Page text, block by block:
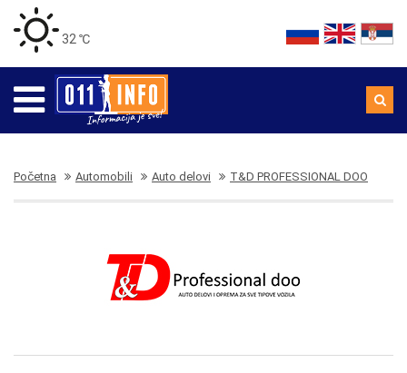
32 ℃
Početna Automobili Auto delovi T&D PROFESSIONAL DOO